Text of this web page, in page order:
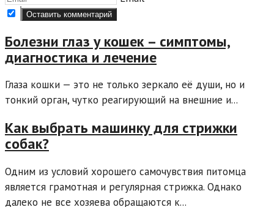
Болезни глаз у кошек – симптомы,
диагностика и лечение
Глаза кошки — это не только зеркало её души, но и
тонкий орган, чутко реагирующий на внешние и...
Как выбрать машинку для стрижки
собак?
Одним из условий хорошего самочувствия питомца
является грамотная и регулярная стрижка. Однако
далеко не все хозяева обращаются к...